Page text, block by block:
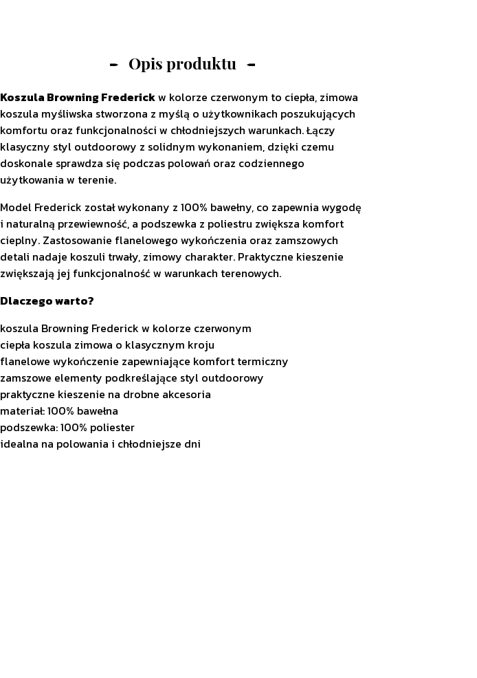
Opis produktu
Koszula Browning Frederickw kolorze czerwonym to ciepła, zimowa
koszula myśliwska stworzona z myślą o użytkownikach poszukujących
komfortu oraz funkcjonalności w chłodniejszych warunkach. Łączy
klasyczny styl outdoorowy z solidnym wykonaniem, dzięki czemu
doskonale sprawdza się podczas polowań oraz codziennego
użytkowania w terenie.
Model Frederick został wykonany z 100% bawełny, co zapewnia wygodę
i naturalną przewiewność, a podszewka z poliestru zwiększa komfort
cieplny. Zastosowanie flanelowego wykończenia oraz zamszowych
detali nadaje koszuli trwały, zimowy charakter. Praktyczne kieszenie
zwiększają jej funkcjonalność w warunkach terenowych.
Dlaczego warto?
koszula Browning Frederick w kolorze czerwonym
ciepła koszula zimowa o klasycznym kroju
flanelowe wykończenie zapewniające komfort termiczny
zamszowe elementy podkreślające styl outdoorowy
praktyczne kieszenie na drobne akcesoria
materiał: 100% bawełna
podszewka: 100% poliester
idealna na polowania i chłodniejsze dni